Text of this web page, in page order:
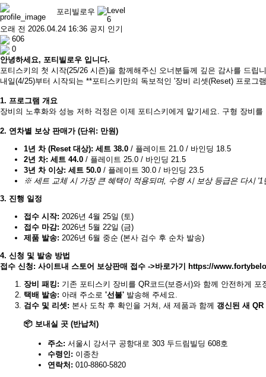
포리빌로우
오래 전 2026.04.24 16:36 공지 인기
606
0
안녕하세요, 포티빌로우 입니다.
포티스키의 첫 시작(25/26 시즌)을 함께해주신 오너분들께 깊은 감사를 드
내일(4/25)부터 시작되는 **포티스키만의 독보적인 '장비 리셋(Reset) 프로그
1. 프로그램 개요
장비의 노후화와 성능 저하 걱정은 이제 포티스키에게 맡기세요. 구형 장비
2. 연차별 보상 판매가 (단위: 만원)
1년 차 (Reset 대상): 세트 38.0 / 플레이트 21.0 / 바인딩 18.5
2년 차: 세트 44.0 / 플레이트 25.0 / 바인딩 21.5
3년 차 이상: 세트 50.0 / 플레이트 30.0 / 바인딩 23.5
※ 세트 교체 시 가장 큰 혜택이 적용되며, 수령 시 보상 등급은 다시 '1
3. 진행 일정
접수 시작: 2026년 4월 25일 (토)
접수 마감: 2026년 5월 22일 (금)
제품 발송: 2026년 6월 중순 (본사 검수 후 순차 발송)
4. 신청 및 발송 방법
접수 신청: 사이트내 스토어 보상판매 접수 ->바로가기
https://
장비 패킹: 기존 포티스키 장비를 QR코드(보증서)와 함께 안전하게
택배 발송: 아래 주소로 '선불' 발송해 주세요.
검수 및 리셋: 본사 도착 후 확인을 거쳐, 새 제품과 함께 갱신된 새 QR
📦 보내실 곳 (반납처)
주소: 서울시 강서구 공항대로 303 두드림빌딩 608호
수령인: 이종찬
연락처: 010-8860-5820